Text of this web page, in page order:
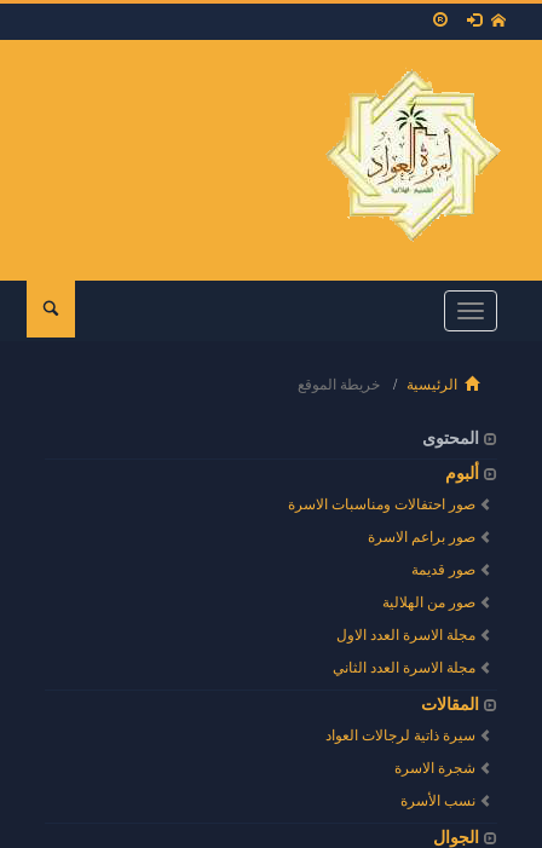
Toggle
navigation
الرئيسية خريطة الموقع
المحتوى
ألبوم
صور احتفالات ومناسبات الاسرة
صور براعم الاسرة
صور قديمة
صور من الهلالية
مجلة الاسرة العدد الاول
مجلة الاسرة العدد الثاني
المقالات
سيرة ذاتية لرجالات العواد
شجرة الاسرة
نسب الأسرة
الجوال